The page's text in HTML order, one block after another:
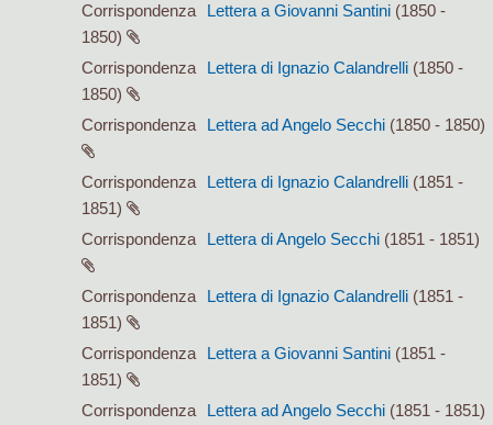
Corrispondenza
Lettera a Giovanni Santini (1850 -
1850)
Corrispondenza
Lettera di Ignazio Calandrelli (1850 -
1850)
Corrispondenza
Lettera ad Angelo Secchi (1850 - 1850)
Corrispondenza Lettera di Ignazio Calandrelli (1851 -
1851)
Corrispondenza
Lettera di Angelo Secchi (1851 - 1851)
Corrispondenza Lettera di Ignazio Calandrelli (1851 -
1851)
Corrispondenza
Lettera a Giovanni Santini (1851 -
1851)
Corrispondenza
Lettera ad Angelo Secchi (1851 - 1851)